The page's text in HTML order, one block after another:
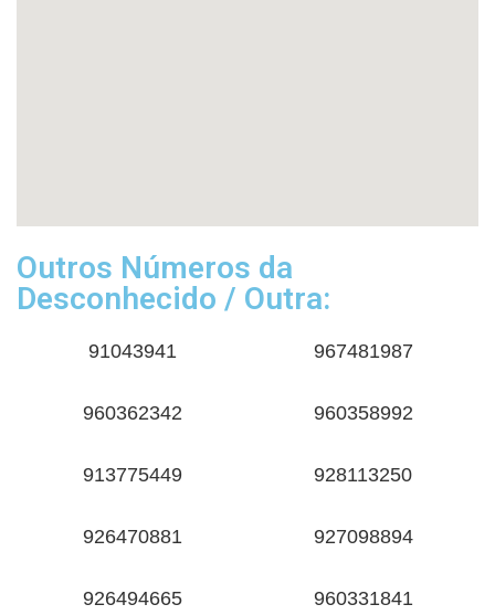
Outros Números da
Desconhecido / Outra:
91043941 967481987
960362342 960358992
913775449 928113250
926470881 927098894
926494665 960331841